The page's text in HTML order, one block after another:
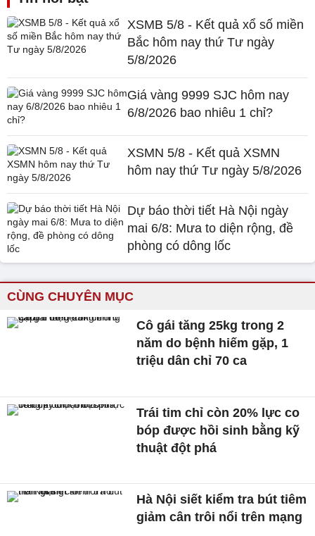
XSMB 5/8 - Kết quả xổ số miền
Bắc hôm nay thứ Tư ngày
5/8/2026
Giá vàng 9999 SJC hôm nay
6/8/2026 bao nhiêu 1 chỉ?
XSMN 5/8 - Kết quả XSMN
hôm nay thứ Tư ngày 5/8/2026
Dự báo thời tiết Hà Nội ngày
mai 6/8: Mưa to diện rộng, đề
phòng có dông lốc
CÙNG CHUYÊN MỤC
Cô gái tăng 25kg trong 2
năm do bệnh hiếm gặp, 1
triệu dân chỉ 70 ca
Trái tim chỉ còn 20% lực co
bóp được hồi sinh bằng kỹ
thuật đột phá
Hà Nội siết kiểm tra bút tiêm
giảm cân trôi nổi trên mạng